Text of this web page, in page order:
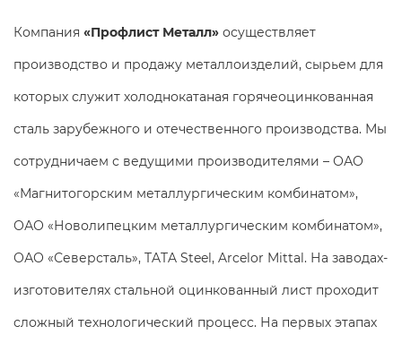
Компания «Профлист Металл» осуществляет
производство и продажу металлоизделий, сырьем для
которых служит холоднокатаная горячеоцинкованная
сталь зарубежного и отечественного производства. Мы
сотрудничаем с ведущими производителями – ОАО
«Магнитогорским металлургическим комбинатом»,
ОАО «Новолипецким металлургическим комбинатом»,
ОАО «Северсталь», TATA Steel, Arcelor Mittal. На заводах-
изготовителях стальной оцинкованный лист проходит
сложный технологический процесс. На первых этапах